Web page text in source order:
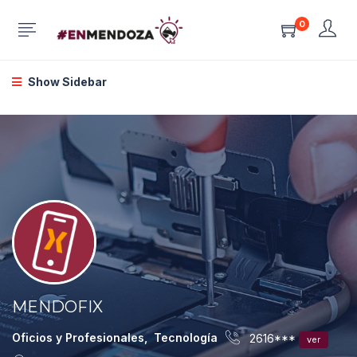
0
Show Sidebar
MENDOFIX
Oficios y Profesionales, Tecnología 2616*** ver